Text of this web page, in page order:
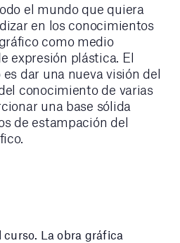
el mundo que quiera
en los conocimientos
como medio
expresión plástica. El
dar una nueva visión del
conocimiento de varias
una base sólida
de estampación del
curso. La obra gráfica